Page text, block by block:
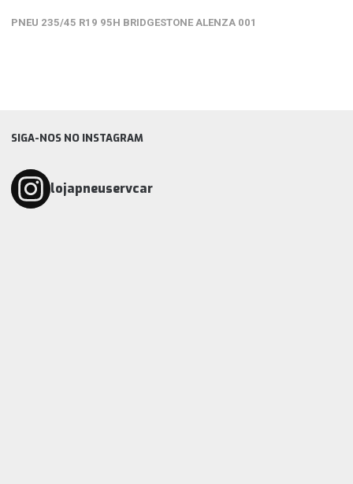
5
PNEU 235/45 R19 95H BRIDGESTONE ALENZA 001
SIGA-NOS NO INSTAGRAM
lojapneuservcar